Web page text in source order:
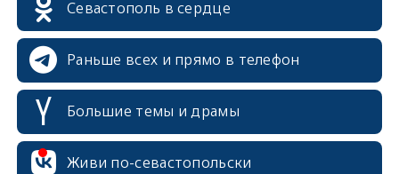
Севастополь в сердце
Раньше всех и прямо в телефон
Большие темы и драмы
Живи по-севастопольски